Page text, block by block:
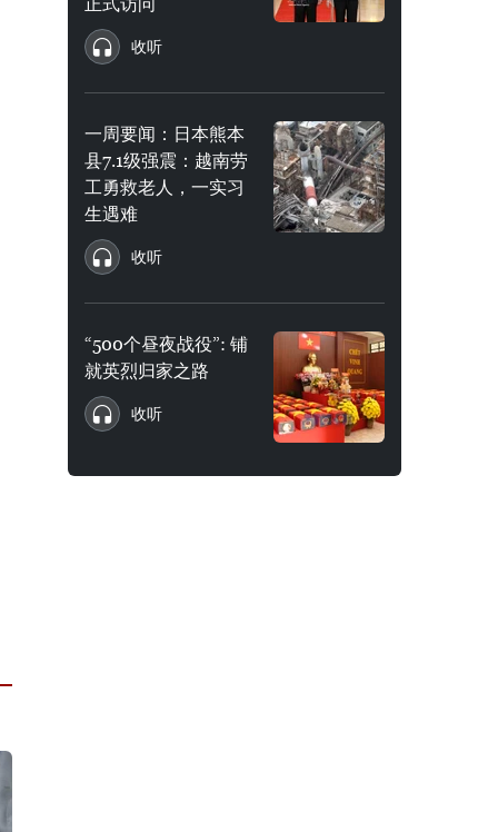
收听
一周要闻：日本熊本
县7.1级强震：越南劳
工勇救老人，一实习
生遇难
收听
“500个昼夜战役”: 铺
就英烈归家之路
收听